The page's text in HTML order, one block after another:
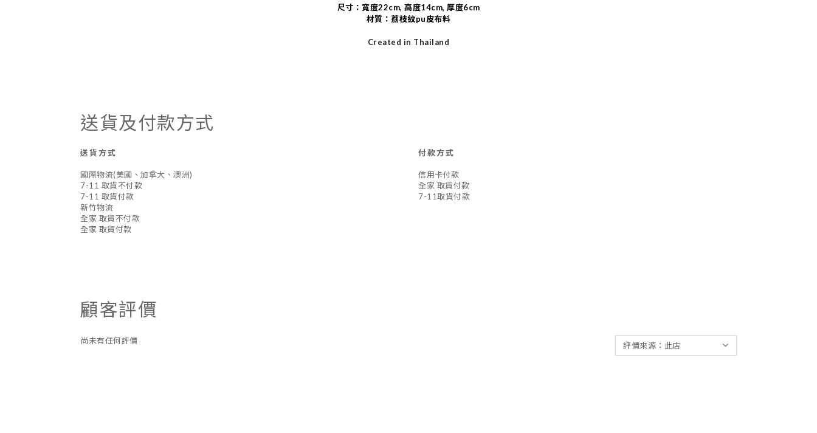
尺寸：寬度22cm, 高度14cm, 厚度6cm
材質：荔枝紋pu皮布料
Created in Thailand
送貨及付款方式
送貨方式
國際物流(美國、加拿大、澳洲)
7-11 取貨不付款
7-11 取貨付款
新竹物流
全家 取貨不付款
全家 取貨付款
付款方式
信用卡付款
全家 取貨付款
7-11取貨付款
顧客評價
尚未有任何評價